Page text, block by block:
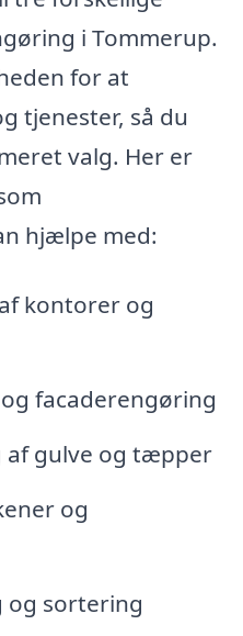
i Tommerup.
for at
tjenester, så du
valg. Her er
hjælpe med:
kontorer og
facaderengøring
af gulve og tæpper
og
og sortering